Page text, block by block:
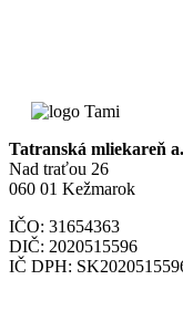
Tatranská mliekareň
Nad traťou 26
060 01 Kežmarok
IČO: 31654363
DIČ: 2020515596
IČ DPH: